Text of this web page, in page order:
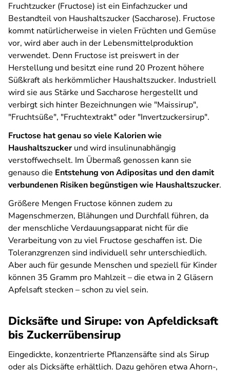
Fruchtzucker (Fructose) ist ein Einfachzucker und
Bestandteil von Haushaltszucker (Saccharose). Fructose
kommt natürlicherweise in vielen Früchten und Gemüse
vor, wird aber auch in der Lebensmittelproduktion
verwendet. Denn Fructose ist preiswert in der
Herstellung und besitzt eine rund 20 Prozent höhere
Süßkraft als herkömmlicher Haushaltszucker. Industriell
wird sie aus Stärke und Saccharose hergestellt und
verbirgt sich hinter Bezeichnungen wie "Maissirup",
"Fruchtsüße", "Fruchtextrakt" oder "Invertzuckersirup".
Fructose hat genau so viele Kalorien wie
Haushaltszuckerund wird insulinunabhängig
verstoffwechselt. Im Übermaß genossen kann sie
genauso die Entstehung von Adipositas und den damit
verbundenen Risiken begünstigen wie Haushaltszucker.
Größere Mengen Fructose können zudem zu
Magenschmerzen, Blähungen und Durchfall führen, da
der menschliche Verdauungsapparat nicht für die
Verarbeitung von zu viel Fructose geschaffen ist. Die
Toleranzgrenzen sind individuell sehr unterschiedlich.
Aber auch für gesunde Menschen und speziell für Kinder
können 35 Gramm pro Mahlzeit – die etwa in 2 Gläsern
Apfelsaft stecken – schon zu viel sein.
Dicksäfte und Sirupe: von Apfeldicksaft
bis Zuckerrübensirup
Eingedickte, konzentrierte Pflanzensäfte sind als Sirup
oder als Dicksäfte erhältlich. Dazu gehören etwa Ahorn-,